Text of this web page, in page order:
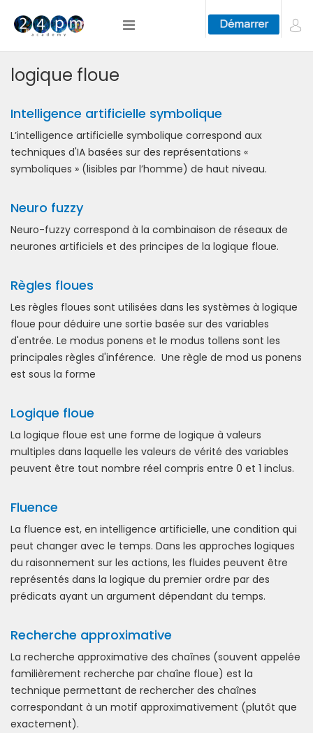
logique floue
Intelligence artificielle symbolique
L’intelligence artificielle symbolique correspond aux
techniques d'IA basées sur des représentations «
symboliques » (lisibles par l’homme) de haut niveau.
Neuro fuzzy
Neuro-fuzzy correspond à la combinaison de réseaux de
neurones artificiels et des principes de la logique floue.
Règles floues
Les règles floues sont utilisées dans les systèmes à logique
floue pour déduire une sortie basée sur des variables
d'entrée. Le modus ponens et le modus tollens sont les
principales règles d'inférence. Une règle de mod us ponens
est sous la forme
Logique floue
La logique floue est une forme de logique à valeurs
multiples dans laquelle les valeurs de vérité des variables
peuvent être tout nombre réel compris entre 0 et 1 inclus.
Fluence
La fluence est, en intelligence artificielle, une condition qui
peut changer avec le temps. Dans les approches logiques
du raisonnement sur les actions, les fluides peuvent être
représentés dans la logique du premier ordre par des
prédicats ayant un argument dépendant du temps.
Recherche approximative
La recherche approximative des chaînes (souvent appelée
familièrement recherche par chaîne floue) est la
technique permettant de rechercher des chaînes
correspondant à un motif approximativement (plutôt que
exactement).